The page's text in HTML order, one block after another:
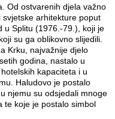
Od ostvarenih djela važno
arhitekture poput
u Splitu (1976.-79.), koji je
su ga oblikovno slijedili.
Krku, najvažnije djelo
godina, nastalo u
kapaciteta i u
Haludovo je postalo
njemu su odsjedali mnoge
te koje je postalo simbol